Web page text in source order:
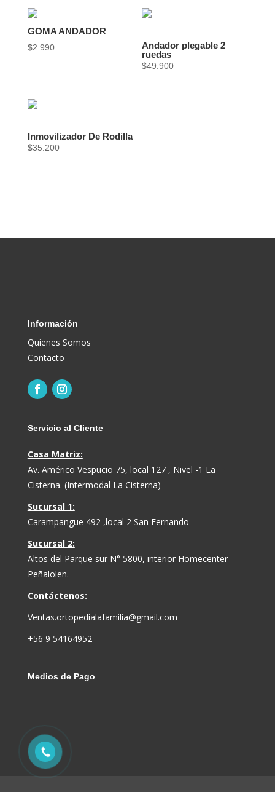
GOMA ANDADOR
$2.990
Andador plegable 2
ruedas
$49.900
Inmovilizador De Rodilla
$35.200
Información
Quienes Somos
Contacto
Servicio al Cliente
Casa Matriz:
Av. Américo Vespucio 75, local 127 , Nivel -1 La
Cisterna. (Intermodal La Cisterna)
Sucursal 1:
Carampangue 492 ,local 2 San Fernando
Sucursal 2:
Altos del Parque sur N° 5800, interior Homecenter
Peñalolen.
Contáctenos:
Ventas.ortopedialafamilia@gmail.com
+56 9 54164952
Medios de Pago